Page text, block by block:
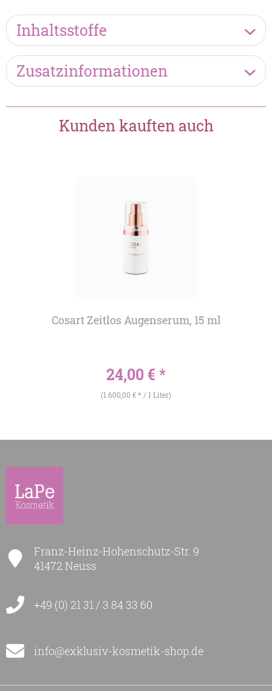
Inhaltsstoffe
Zusatzinformationen
Kunden kauften auch
Cosart Zeitlos Augenserum, 15 ml
24,00 € *
(1.600,00 € * / 1 Liter)
Franz-Heinz-Hohenschutz-Str. 9
41472 Neuss
+49 (0) 21 31 / 3 84 33 60
info@exklusiv-kosmetik-shop.de